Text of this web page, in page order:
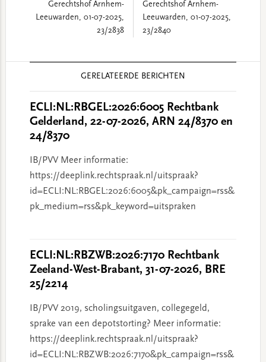
Gerechtshof Arnhem-
Leeuwarden, 01-07-2025,
23/2838
Gerechtshof Arnhem-
Leeuwarden, 01-07-2025,
23/2840
GERELATEERDE BERICHTEN
ECLI:NL:RBGEL:2026:6005 Rechtbank
Gelderland, 22-07-2026, ARN 24/8370 en
24/8370
IB/PVV Meer informatie:
https://deeplink.rechtspraak.nl/uitspraak?
id=ECLI:NL:RBGEL:2026:6005&pk_campaign=rss&
pk_medium=rss&pk_keyword=uitspraken
ECLI:NL:RBZWB:2026:7170 Rechtbank
Zeeland-West-Brabant, 31-07-2026, BRE
25/2214
IB/PVV 2019, scholingsuitgaven, collegegeld,
sprake van een depotstorting? Meer informatie:
https://deeplink.rechtspraak.nl/uitspraak?
id=ECLI:NL:RBZWB:2026:7170&pk_campaign=rss&